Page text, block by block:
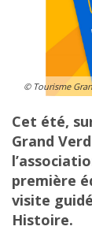
© Tourisme
Cet été,
Grand
première
visite
Histoire.